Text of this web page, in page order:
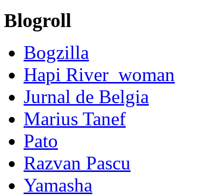
Blogroll
Bogzilla
Hapi River_woman
Jurnal de Belgia
Marius Tanef
Pato
Razvan Pascu
Yamasha